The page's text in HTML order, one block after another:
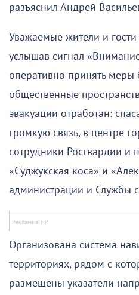
разъяснил Андрей
Уважаемые жители и
услышав сигнал
оперативно принять меры
общественные
эвакуации отработан:
громкую связь, в центре
сотрудники Росгвардии и
«Суджукская коса» и
администрации и Службы
Организована система
территориях, рядом с
размещены указатели